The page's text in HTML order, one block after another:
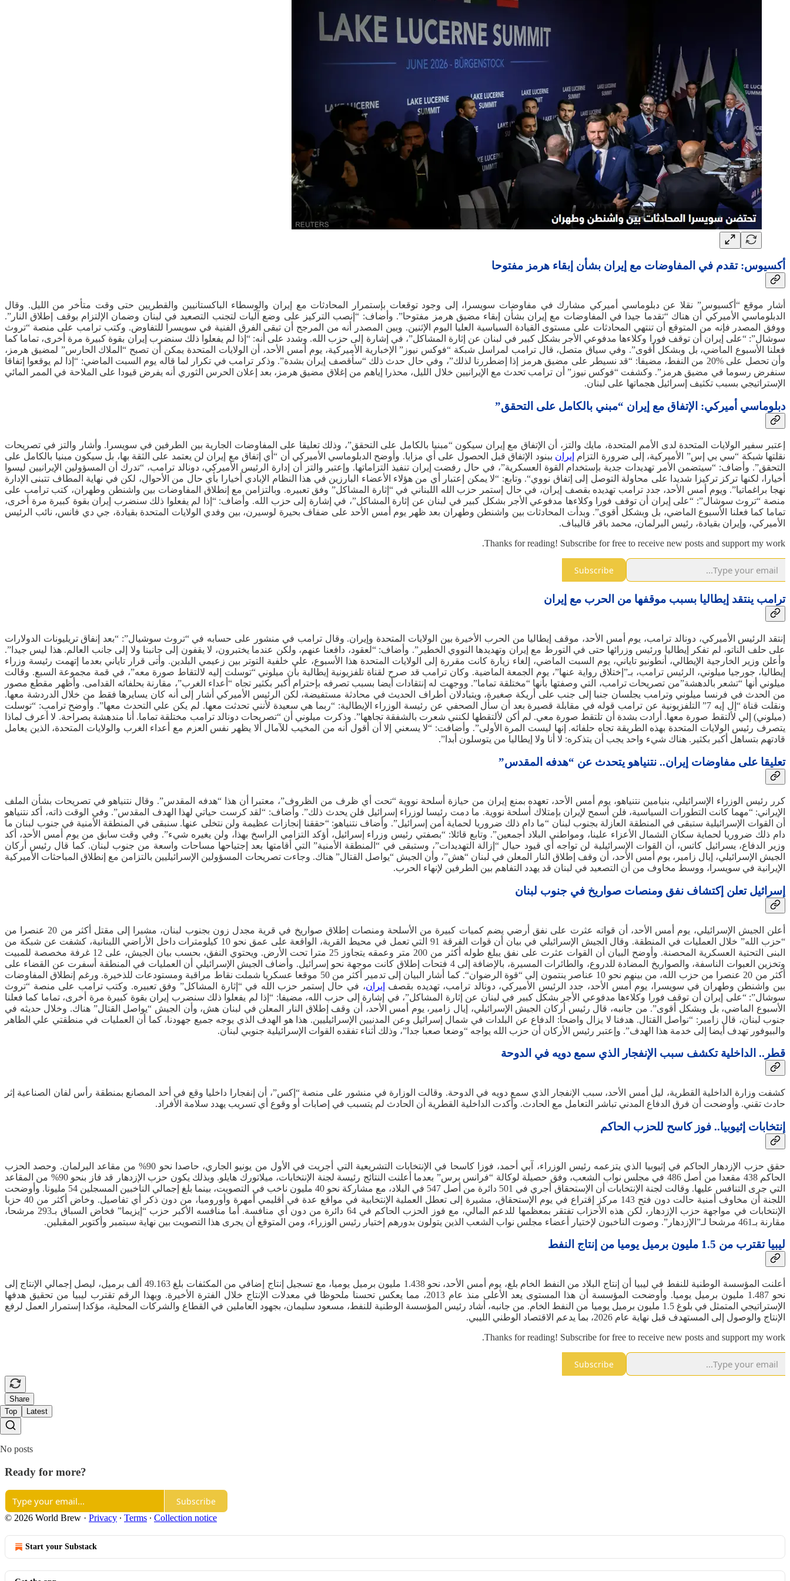
أكسيوس: تقدم في المفاوضات مع إيران بشأن إبقاء هرمز مفتوحا
أشار موقع “أكسيوس” نقلا عن دبلوماسي أميركي مشارك في مفاوضات سويسرا، إلى وجود توقعات بإستمرار المحادثات مع إيران والوسطاء الباكستانيين والقطريين حتى وقت متأخر من الليل. وقال
الدبلوماسي الأميركي أن هناك “تقدما جيدا في المفاوضات مع إيران بشأن إبقاء مضيق هرمز مفتوحا”. وأضاف: “إنصب التركيز على وضع آليات لتجنب التصعيد في لبنان وضمان الإلتزام بوقف إطلاق النار”.
ووفق المصدر فإنه من المتوقع أن تنتهي المحادثات على مستوى القيادة السياسية العليا اليوم الإثنين. وبين المصدر أنه من المرجح أن تبقى الفرق الفنية في سويسرا للتفاوض. وكتب ترامب على منصة “تروث
سوشال”: “على إيران أن توقف فورا وكلاءها مدفوعي الأجر بشكل كبير في لبنان عن إثارة المشاكل”، في إشارة إلى حزب الله. وشدد على أنه: “إذا لم يفعلوا ذلك سنضرب إيران بقوة كبيرة مرة أخرى، تماما كما
فعلنا الأسبوع الماضي، بل وبشكل أقوى”. وفي سياق متصل، قال ترامب لمراسل شبكة “فوكس نيوز” الإخبارية الأميركية، يوم أمس الأحد، أن الولايات المتحدة يمكن أن تصبح “الملاك الحارس” لمضيق هرمز،
وأن تحصل على %20 من النفط، مضيفا: “قد نسيطر على مضيق هرمز إذا إضطررنا لذلك”، وفي حال حدث ذلك “سأقصف إيران بشدة”. وذكر ترامب في تكرار لما قاله يوم السبت الماضي: “إذا لم يوقعوا إتفاقا
سنفرض رسوما في مضيق هرمز”. وكشفت “فوكس نيوز” أن ترامب تحدث مع الإيرانيين خلال الليل، محذرا إياهم من إغلاق مضيق هرمز، بعد إعلان الحرس الثوري أنه يفرض قيودا على الملاحة في الممر المائي
الإستراتيجي بسبب تكثيف إسرائيل هجماتها على لبنان.
دبلوماسي أميركي: الإتفاق مع إيران “مبني بالكامل على التحقق”
إعتبر سفير الولايات المتحدة لدى الأمم المتحدة، مايك والتز، أن الإتفاق مع إيران سيكون “مبنيا بالكامل على التحقق”، وذلك تعليقا على المفاوضات الجارية بين الطرفين في سويسرا. وأشار والتز في تصريحات
نقلتها شبكة “سي بي إس” الأميركية، إلى ضرورة التزام إيران ببنود الإتفاق قبل الحصول على أي مزايا. وأوضح الدبلوماسي الأميركي أن “أي إتفاق مع إيران لن يعتمد على الثقة بها، بل سيكون مبنيا بالكامل على
التحقق”. وأضاف: “سيتضمن الأمر تهديدات جدية بإستخدام القوة العسكرية”، في حال رفضت إيران تنفيذ التزاماتها. وإعتبر والتز أن إدارة الرئيس الأميركي، دونالد ترامب، “تدرك أن المسؤولين الإيرانيين ليسوا
أخيارا، لكنها تركز تركيزا شديدا على محاولة التوصل إلى إتفاق نووي“. وتابع: “لا يمكن إعتبار أي من هؤلاء الأعضاء البارزين في هذا النظام الإبادي أخيارا بأي حال من الأحوال، لكن في نهاية المطاف تتبنى الإدارة
نهجا براغماتيا”. ويوم أمس الأحد، جدد ترامب تهديده بقصف إيران، في حال إستمر حزب الله اللبناني في “إثارة المشاكل” وفق تعبيره. وبالتزامن مع إنطلاق المفاوضات بين واشنطن وطهران، كتب ترامب على
منصة “تروث سوشال”: “على إيران أن توقف فورا وكلاءها مدفوعي الأجر بشكل كبير في لبنان عن إثارة المشاكل”، في إشارة إلى حزب الله. وأضاف: “إذا لم يفعلوا ذلك سنضرب إيران بقوة كبيرة مرة أخرى،
تماما كما فعلنا الأسبوع الماضي، بل وبشكل أقوى”. وبدأت المحادثات بين واشنطن وطهران بعد ظهر يوم أمس الأحد على ضفاف بحيرة لوسيرن، بين وفدي الولايات المتحدة بقيادة، جي دي فانس، نائب الرئيس
الأميركي، وإيران بقيادة، رئيس البرلمان، محمد باقر قاليباف.
Thanks for reading! Subscribe for free to receive new posts and support my work.
Subscribe
ترامب ينتقد إيطاليا بسبب موقفها من الحرب مع إيران
إنتقد الرئيس الأميركي، دونالد ترامب، يوم أمس الأحد، موقف إيطاليا من الحرب الأخيرة بين الولايات المتحدة وإيران. وقال ترامب في منشور على حسابه في “تروث سوشيال”: “بعد إنفاق تريليونات الدولارات
على حلف الناتو، لم تفكر إيطاليا ورئيس وزرائها حتى في التورط مع إيران وتهديدها النووي الخطير”. وأضاف: “لعقود، دافعنا عنهم، ولكن عندما يختبرون، لا يقفون إلى جانبنا ولا إلى جانب العالم. هذا ليس جيدا”.
وأعلن وزير الخارجية الإيطالي، ‌أنطونيو تاياني، يوم السبت الماضي، إلغاء ‌زيارة كانت مقررة إلى الولايات المتحدة هذا الأسبوع، على خلفية التوتر بين زعيمي البلدين. وأتى قرار تاياني بعدما إتهمت رئيسة وزراء
إيطاليا، جورجيا ميلوني، الرئيس ترامب، بـ”إختلاق رواية عنها”، يوم الجمعة الماضية. وكان ترامب قد صرح لقناة تلفزيونية إيطالية بأن ميلوني “توسلت إليه لالتقاط صورة معه”، في قمة مجموعة السبع. وقالت
ميلوني أنها “تشعر بالدهشة”من تصريحات ترامب، التي وصفتها بأنها “مختلقة تماما”. ووجهت له إنتقادات أيضا بسبب تصرفه بإحترام أكبر بكثير تجاه “أعداء الغرب”، مقارنة بحلفائه القدامى. وأظهر مقطع مصور
من الحدث في فرنسا ميلوني وترامب يجلسان جنبا إلى جنب على أريكة صغيرة، ويتبادلان أطراف الحديث في محادثة مستفيضة، ‌لكن الرئيس الأميركي أشار إلى ‌أنه كان يسايرها فقط من خلال الدردشة معها.
ونقلت قناة “إل إيه 7” التلفزيونية عن ترامب قوله في مقابلة قصيرة بعد أن سأل الصحفي عن رئيسة الوزراء الإيطالية: “ربما هي سعيدة لأنني ‌تحدثت معها. لم يكن علي التحدث معها”. وأوضح ترامب: “توسلت
(ميلوني) إلي لألتقط صورة معها. أرادت بشدة أن تلتقط صورة معي. لم أكن لألتقطها لكنني شعرت بالشفقة تجاهها”. وذكرت ميلوني أن “تصريحات دونالد ترامب مختلقة تماما. أنا مندهشة بصراحة. لا أعرف لماذا
يتصرف رئيس الولايات المتحدة بهذه الطريقة تجاه حلفائه. إنها ليست المرة الأولى”. وأضافت: “لا يسعني إلا أن أقول أنه من المخيب للآمال ألا يظهر نفس العزم مع أعداء الغرب والولايات المتحدة، الذين يعامل
‌قادتهم بتساهل أكبر بكثير. هناك شيء واحد يجب أن يتذكره: لا أنا ولا إيطاليا من يتوسلون أبدا”.
تعليقا على مفاوضات إيران.. نتنياهو يتحدث عن “هدفه المقدس”
كرر رئيس الوزراء الإسرائيلي، بنيامين نتنياهو، يوم أمس الأحد، تعهده بمنع إيران من حيازة أسلحة نووية “تحت أي ظرف من الظروف”، معتبرا أن هذا “هدفه المقدس”. وقال نتنياهو في تصريحات بشأن الملف
الإيراني: “مهما كانت التطورات السياسية، فلن أسمح لإيران بإمتلاك أسلحة نووية. ما دمت رئيسا لوزراء إسرائيل فلن يحدث ذلك”. وأضاف: “لقد كرست حياتي لهذا الهدف المقدس”. وفي الوقت ذاته، أكد نتنياهو
أن القوات الإسرائيلية ستبقى في المنطقة العازلة بجنوب لبنان “ما دام ذلك ضروريا لحماية أمن إسرائيل”. وأضاف نتنياهو: “حققنا إنجازات عظيمة ولن نتخلى عنها. سنبقى في المنطقة الأمنية في جنوب لبنان ما
دام ذلك ضروريا لحماية سكان الشمال الأعزاء علينا، ومواطني البلاد أجمعين”. وتابع قائلا: “بصفتي رئيس وزراء إسرائيل، أؤكد التزامي الراسخ بهذا، ولن يغيره شيء”. وفي وقت سابق من يوم أمس الأحد، أكد
وزير الدفاع، يسرائيل كاتس، أن القوات الإسرائيلية لن تواجه أي قيود حيال “إزالة التهديدات”، وستبقى في “المنطقة الأمنية” التي أقامتها بعد إجتياحها مساحات واسعة من جنوب لبنان. كما قال رئيس أركان
⁠الجيش الإسرائيلي، إيال زامير، يوم أمس الأحد، أن وقف إطلاق ‌النار المعلن في لبنان “هش”، وأن الجيش “يواصل القتال” هناك. وجاءت تصريحات المسؤولين الإسرائيليين بالتزامن مع إنطلاق المباحثات الأميركية
الإيرانية في سويسرا، ووسط مخاوف من أن التصعيد في لبنان قد يهدد التفاهم بين الطرفين لإنهاء الحرب.
إسرائيل تعلن إكتشاف نفق ومنصات صواريخ في جنوب لبنان
أعلن الجيش الإسرائيلي، يوم أمس الأحد، أن قواته عثرت على نفق أرضي يضم كميات كبيرة من الأسلحة ومنصات إطلاق صواريخ في قرية مجدل زون بجنوب لبنان، مشيرا إلى مقتل أكثر من 20 عنصرا من
“حزب الله” خلال العمليات في المنطقة. وقال الجيش الإسرائيلي في بيان أن قوات الفرقة 91 التي تعمل في محيط القرية، الواقعة على عمق نحو 10 كيلومترات داخل الأراضي اللبنانية، كشفت عن شبكة من
البنى التحتية العسكرية المحصنة. وأوضح البيان أن القوات عثرت على نفق يبلغ طوله أكثر من 200 متر وعمقه يتجاوز 25 مترا تحت الأرض. ويحتوي النفق، بحسب بيان الجيش، على 12 غرفة مخصصة للمبيت
وتخزين العبوات الناسفة، والصواريخ المضادة للدروع، والطائرات المسيرة، بالإضافة إلى 4 فتحات إطلاق كانت موجهة نحو إسرائيل. وأضاف الجيش الإسرائيلي أن العمليات في المنطقة أسفرت عن القضاء على
أكثر من 20 عنصرا من حزب الله، من بينهم نحو 10 عناصر ينتمون إلى “قوة الرضوان“. كما أشار البيان إلى تدمير أكثر من 50 موقعا عسكريا شملت نقاط مراقبة ومستودعات للذخيرة. ورغم إنطلاق المفاوضات
بين واشنطن وطهران في سويسرا، يوم أمس الأحد، جدد الرئيس الأميركي، دونالد ترامب، تهديده بقصف
إيران، في حال إستمر حزب الله في “إثارة المشاكل” وفق تعبيره. وكتب ترامب على منصة “تروث
سوشال”: “على إيران أن توقف فورا وكلاءها مدفوعي الأجر بشكل كبير في لبنان عن إثارة المشاكل”، في إشارة إلى حزب الله، مضيفا: “إذا لم يفعلوا ذلك سنضرب إيران بقوة كبيرة مرة أخرى، تماما كما فعلنا
الأسبوع الماضي، بل وبشكل أقوى”. من جانبه، قال رئيس أركان الجيش الإسرائيلي، إيال زامير، يوم أمس الأحد، أن وقف إطلاق ‌النار المعلن في لبنان هش، وأن الجيش “يواصل القتال” هناك. وخلال حديثه في
جنوب ‌لبنان، قال زامير: “نواصل القتال. هدفنا لا يزال واضحا: الدفاع عن البلدات في شمال إسرائيل وعن المدنيين الإسرائيليين. هذا هو الهدف الذي يوجه جميع جهودنا، كما أن العمليات في منطقتي علي الطاهر
والبيوفور تهدف أيضا إلى خدمة هذا الهدف”. وإعتبر رئيس الأركان أن حزب الله يواجه “وضعا صعبا جدا”، وذلك أثناء تفقده القوات الإسرائيلية جنوبي لبنان.
قطر.. الداخلية تكشف سبب الإنفجار الذي سمع دويه في الدوحة
كشفت وزارة الداخلية القطرية، ليل أمس الأحد، سبب الإنفجار الذي سمع دويه في الدوحة. وقالت الوزارة في منشور على منصة “إكس”، أن إنفجارا داخليا وقع في أحد المصانع بمنطقة رأس لفان الصناعية إثر
حادث تقني. وأوضحت أن فرق الدفاع المدني تباشر التعامل مع الحادث. وأكدت الداخلية القطرية أن الحادث لم يتسبب في إصابات أو وقوع أي تسريب يهدد سلامة الأفراد.
إنتخابات إثيوبيا.. فوز كاسح للحزب الحاكم
حقق حزب الإزدهار الحاكم في إثيوبيا الذي يتزعمه رئيس الوزراء، آبي أحمد، فوزا كاسحا في الإنتخابات التشريعية التي أجريت في الأول من يونيو الجاري، حاصدا نحو 90% من مقاعد البرلمان. وحصد الحزب
الحاكم 438 مقعدا من أصل 486 في مجلس نواب الشعب، وفق حصيلة لوكالة “فرانس برس” بعدما أعلنت النتائج رئيسة لجنة الإنتخابات، ميلاتورك هايلو. وبذلك يكون حزب الإزدهار قد فاز بنحو 90% من المقاعد
التي جرى التنافس عليها. وقالت لجنة الإنتخابات أن الإستحقاق أجري في 501 دائرة من أصل 547 في البلاد، مع مشاركة نحو 40 مليون ناخب في التصويت، بينما بلغ إجمالي الناخبين المسجلين 54 مليونا. وأوضحت
اللجنة أن مخاوف أمنية حالت دون فتح 143 مركز إقتراع في يوم الإستحقاق، مشيرة إلى تعطل العملية الإنتخابية في مواقع عدة في أقليمي أمهرة وأوروميا، من دون ذكر أي تفاصيل. وخاض أكثر من 40 حزبا
الإنتخابات في مواجهة حزب الإزدهار، لكن هذه الأحزاب تفتقر بمعظمها للدعم المالي، مع فوز الحزب الحاكم في 64 دائرة من دون أي منافسة. أما منافسه الأكبر حزب “إيزيما” فخاض السباق بـ293 مرشحا،
مقارنة بـ461 مرشحا لـ”الإزدهار”. وصوت الناخبون لإختيار أعضاء مجلس نواب الشعب الذين يتولون بدورهم إختيار رئيس الوزراء، ومن المتوقع أن يجرى هذا التصويت بين نهاية سبتمبر وأكتوبر المقبلين.
ليبيا تقترب من 1.5 مليون برميل يوميا من إنتاج النفط
أعلنت المؤسسة الوطنية للنفط في ليبيا أن إنتاج البلاد من النفط الخام بلغ، يوم أمس الأحد، نحو 1.438 مليون برميل يوميا، مع تسجيل إنتاج إضافي من المكثفات بلغ 49.163 ألف برميل، ليصل إجمالي الإنتاج إلى
نحو 1.487 مليون برميل يوميا. وأوضحت المؤسسة أن هذا المستوى يعد الأعلى منذ عام 2013، مما يعكس تحسنا ملحوظا في معدلات الإنتاج خلال الفترة الأخيرة. وبهذا الرقم تقترب ليبيا من تحقيق هدفها
الإستراتيجي المتمثل في بلوغ 1.5 مليون برميل يوميا من النفط الخام. من جانبه، أشاد رئيس المؤسسة الوطنية للنفط، مسعود سليمان، بجهود العاملين في القطاع والشركات المحلية، مؤكدا إستمرار العمل لرفع
الإنتاج والوصول إلى المستهدف قبل نهاية عام 2026، بما يدعم الاقتصاد الوطني الليبي.
Thanks for reading! Subscribe for free to receive new posts and support my work.
Subscribe
Share
Top
Latest
No posts
Ready for more?
Subscribe
© 2026 World Brew · Privacy ∙ Terms ∙ Collection notice
Start your Substack